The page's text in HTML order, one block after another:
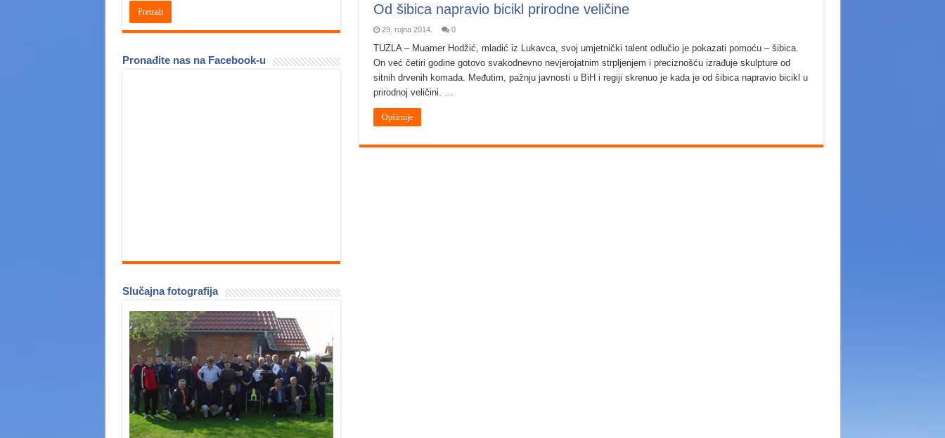
Od šibica napravio bicikl prirodne veličine
29. rujna 2014. 0
TUZLA – Muamer Hodžić, mladić iz Lukavca, svoj umjetnički talent odlučio je pokazati pomoću – šibica.
On već četiri godine gotovo svakodnevno nevjerojatnim strpljenjem i preciznošću izrađuje skulpture od
sitnih drvenih komada. Međutim, pažnju javnosti u BiH i regiji skrenuo je kada je od šibica napravio bicikl u
prirodnoj veličini. …
Opširnije
Pronađite nas na Facebook-u
Slučajna fotografija